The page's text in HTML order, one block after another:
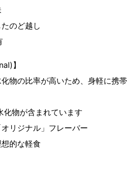
のど越し
】
物の比率が高いため、身軽に携帯
化物が含まれています
リジナル」フレーバー
的な軽食